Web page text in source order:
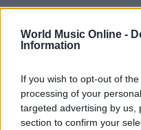
World Music Online -
Information
If you wish to opt-out of
processing of your
targeted advertising by us,
section to confirm your